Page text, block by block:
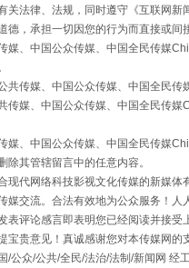
的桃花与雪山、麦地、白藏房
关法律、法规，同时遵守《互联网新
德，承担一切因您的行为而直接或间
媒、中国公众传媒、中国全民传媒
共传媒、中国公众传媒、中国全民
传媒、中国公众传媒、中国全民传
媒、中国公众传媒、中国全民传媒
除其管辖留言中的任意内容。
现代网络科技影视文化传媒的新媒
媒交流。合法有效地为公众服务！人
表评论感言即表明您已经阅读并接
宝贵意见！真诚感谢您对本传媒网
/公众/公共/全民/法治/法制/新闻网 经